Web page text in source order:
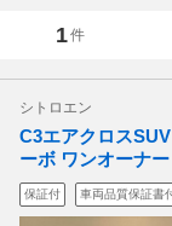
1件
シトロエン
C3エアクロス
ーボ ワンオーナ
保証付 車両品質保証書